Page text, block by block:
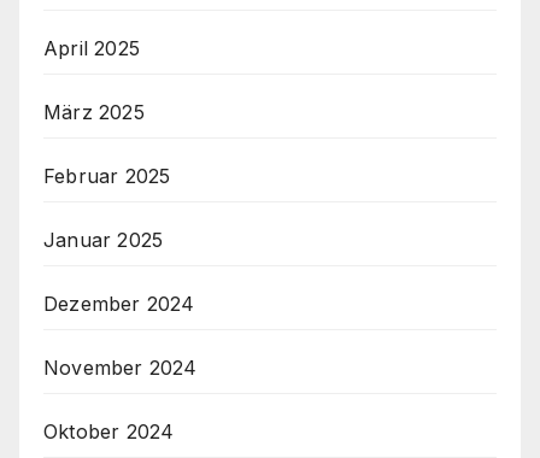
April 2025
März 2025
Februar 2025
Januar 2025
Dezember 2024
November 2024
Oktober 2024